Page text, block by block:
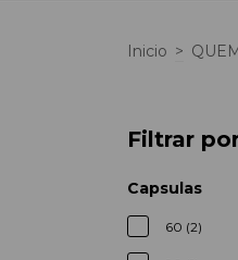
Inicio >
Filtrar
Capsulas
60 (2)